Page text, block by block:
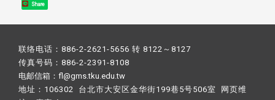
Share
联络电话：886-2-2621-5656 转 8122～8127
传真号码：886-2-2391-8108
电邮信箱：fl@gms.tku.edu.tw
地址：106302 台北市大安区金华街199巷5号506室 网页维